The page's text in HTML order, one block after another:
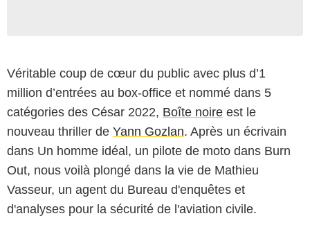
Véritable coup de cœur du public avec plus d’1
million d’entrées au box-office et nommé dans 5
catégories des César 2022, Boîte noire est le
nouveau thriller de Yann Gozlan. Après un écrivain
dans Un homme idéal, un pilote de moto dans Burn
Out, nous voilà plongé dans la vie de Mathieu
Vasseur, un agent du Bureau d'enquêtes et
d'analyses pour la sécurité de l'aviation civile.